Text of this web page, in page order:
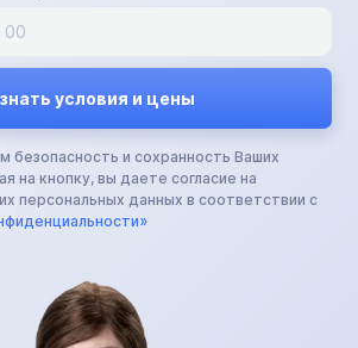
безопасность и сохранность Ваших
на кнопку, вы даете согласие на
персональных данных в соответствии с